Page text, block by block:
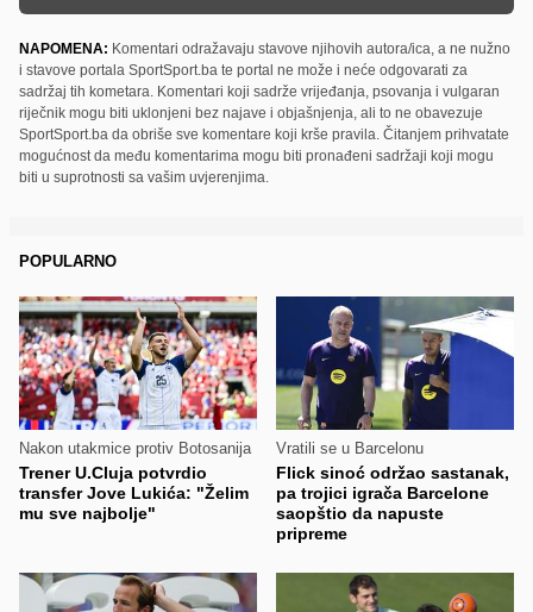
NAPOMENA: Komentari odražavaju stavove njihovih autora/ica, a ne nužno
i stavove portala SportSport.ba te portal ne može i neće odgovarati za
sadržaj tih kometara. Komentari koji sadrže vrijeđanja, psovanja i vulgaran
riječnik mogu biti uklonjeni bez najave i objašnjenja, ali to ne obavezuje
SportSport.ba da obriše sve komentare koji krše pravila. Čitanjem prihvatate
mogućnost da među komentarima mogu biti pronađeni sadržaji koji mogu
biti u suprotnosti sa vašim uvjerenjima.
POPULARNO
Nakon utakmice protiv Botosanija
Trener U.Cluja potvrdio
transfer Jove Lukića: "Želim
mu sve najbolje"
Vratili se u Barcelonu
Flick sinoć održao sastanak,
pa trojici igrača Barcelone
saopštio da napuste
pripreme